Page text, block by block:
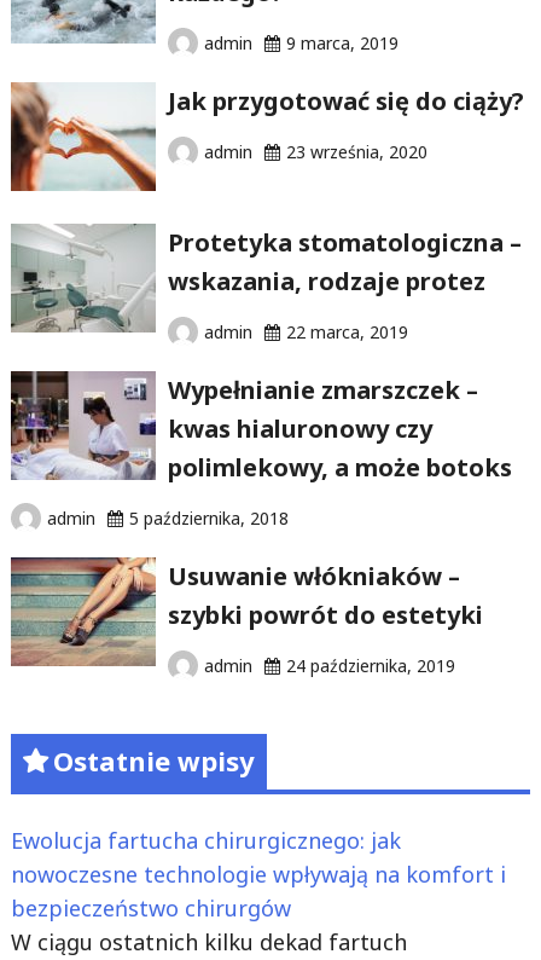
admin 9 marca, 2019
Jak przygotować się do ciąży?
admin 23 września, 2020
Protetyka stomatologiczna –
wskazania, rodzaje protez
admin 22 marca, 2019
Wypełnianie zmarszczek –
kwas hialuronowy czy
polimlekowy, a może botoks
admin 5 października, 2018
Usuwanie włókniaków –
szybki powrót do estetyki
admin 24 października, 2019
Ostatnie wpisy
Ewolucja fartucha chirurgicznego: jak
nowoczesne technologie wpływają na komfort i
bezpieczeństwo chirurgów
W ciągu ostatnich kilku dekad fartuch